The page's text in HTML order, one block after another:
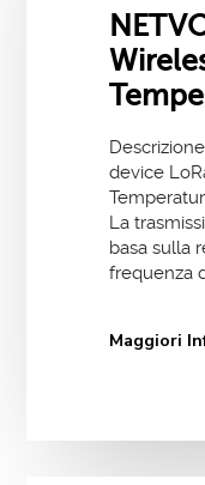
device
La
basa sulla
frequenza
Maggiori